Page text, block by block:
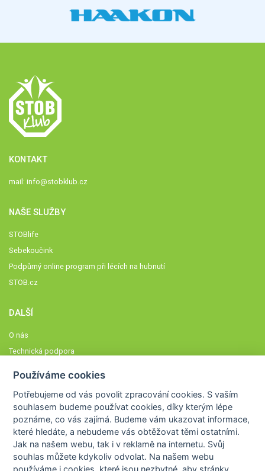
KONTAKT
mail: info@stobklub.cz
NAŠE SLUŽBY
STOBlife
Sebekoučink
Podpůrný online program při lécích na hubnutí
STOB.cz
DALŠÍ
O nás
Technická podpora
Členové STOBklubu
Zásady nakládání s osobními údaji
Otestujte se
Spočítejte si
Výzva 52
Používáme cookies
Potřebujeme od vás povolit zpracování cookies. S vaším
souhlasem budeme používat cookies, díky kterým lépe
poznáme,co vás zajímá. Budeme vám ukazovat informace,
které hledáte, a nebudeme vás obtěžovat těmi ostatními.
Jak na našem webu, tak i v reklamě na internetu. Svůj
souhlas můžete kdykoliv odvolat. Na našem webu
používáme i cookies, které jsou nezbytné , aby stránky